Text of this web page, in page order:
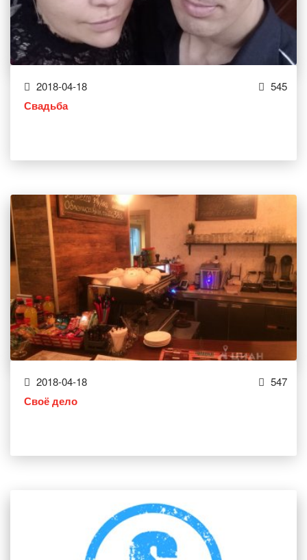
2018-04-18 545
Свадьба
2018-04-18 547
Своё дело